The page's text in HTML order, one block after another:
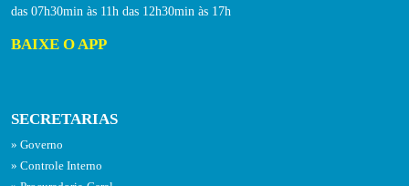
SECRETARIAS
Governo
Controle Interno
das 07h30min às 11h das 12h30min às 17h
BAIXE O APP